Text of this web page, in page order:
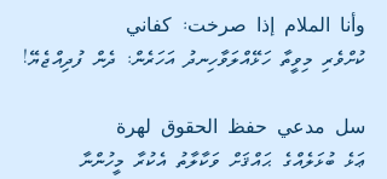
وأنا الملام إذا صرخت: كفاني
ކުށްވެރި މިވީތާ ހަޅޭއްލަވާހިނދު އަހަރެން: ދެން ފުދިއްޖެޔޭ!
سل مدعي حفظ الحقوق لهرة
ޢަޅެ ބުޅަލެއްގެ ޙައްޤަށް ވަކާލާތު އެކުރާ މީހުންނާ